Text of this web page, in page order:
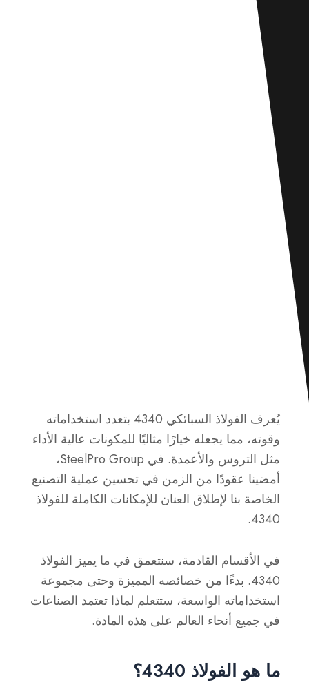
يُعرف الفولاذ السبائكي 4340 بتعدد استخداماته
وقوته، مما يجعله خيارًا مثاليًا للمكونات عالية الأداء
مثل التروس والأعمدة. في SteelPro Group،
أمضينا عقودًا من الزمن في تحسين عملية التصنيع
الخاصة بنا لإطلاق العنان للإمكانات الكاملة للفولاذ
4340.
في الأقسام القادمة، سنتعمق في ما يميز الفولاذ
4340. بدءًا من خصائصه المميزة وحتى مجموعة
استخداماته الواسعة، ستتعلم لماذا تعتمد الصناعات
في جميع أنحاء العالم على هذه المادة.
ما هو الفولاذ 4340؟